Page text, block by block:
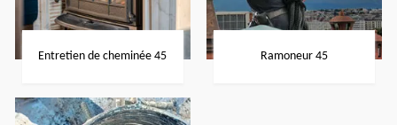
Entretien de cheminée 45 Ramoneur 45